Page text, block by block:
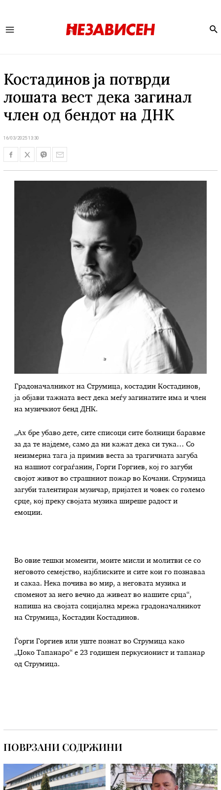
Костадинов ја потврди
лошата вест дека загинал
член од бендот на ДНК
16/03/2025 13:30
Градоначалникот на Струмица, костадин Костадинов,
ја објави тажната вест дека меѓу загинатите има и член
на музичкиот бенд ДНК.
„Ах бре убаво дете, сите списоци сите болници баравме
за да те најдеме, само да ни кажат дека си тука… Со
неизмерна тага ја примив веста за трагичната загуба
на нашиот сограѓанин, Горги Горгиев, кој го загуби
својот живот во страшниот пожар во Кочани. Струмица
загуби талентиран музичар, пријател и човек со големо
срце, кој преку својата музика ширеше радост и
емоции.
Во овие тешки моменти, моите мисли и молитви се со
неговото семејство, најблиските и сите кои го познаваа
и сакаа. Нека почива во мир, а неговата музика и
споменот за него вечно да живеат во нашите срца“,
напиша на својата социјална мрежа градоначалникот
на Струмица, Костадин Костадинов.
Ѓорги Горгиев или уште познат во Струмица како
„Џоко Тапанаро“ е 23 годишен перкусионист и тапанар
од Струмица.
ПОВРЗАНИ СОДРЖИНИ